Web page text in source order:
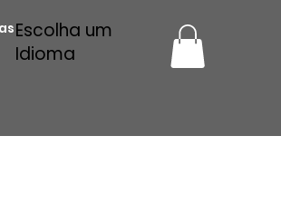
Escolha um
Idioma